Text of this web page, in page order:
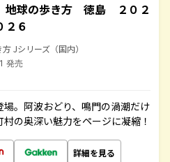
地球の歩き方 徳島 ２０２
２６
Jシリーズ（国内）
発売
場。阿波おどり、鳴門の渦潮だけ
の奥深い魅力をページに凝縮！
詳細を見る